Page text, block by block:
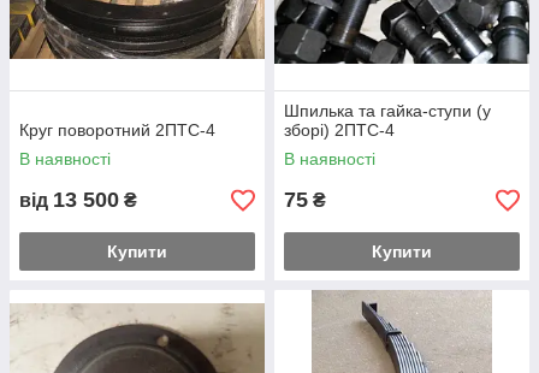
Круг поворотний 2ПТС-4
В наявності
від 13 500 ₴
Купити
Шпилька та гайка-ступи (у
зборі) 2ПТС-4
В наявності
75 ₴
Купити